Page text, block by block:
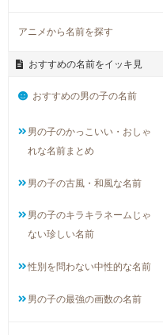
アニメから名前を探す
おすすめの名前をイッキ見
おすすめの男の子の名前
男の子のかっこいい・おしゃ
れな名前まとめ
男の子の古風・和風な名前
男の子のキラキラネームじゃ
ない珍しい名前
性別を問わない中性的な名前
男の子の最強の画数の名前